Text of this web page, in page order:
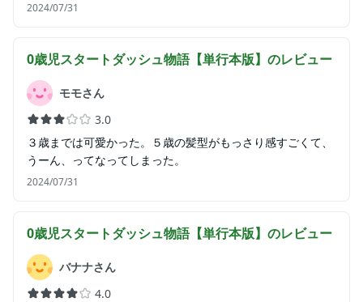
2024/07/31
0歳児スタートダッシュ物語【単行本版】 のレビュー
モモさん
3.0
３歳までは可愛かった。５歳の髪型がもっさり感すごくて、
うーん、ってなってしまった。
2024/07/31
0歳児スタートダッシュ物語【単行本版】 のレビュー
バナナさん
4.0